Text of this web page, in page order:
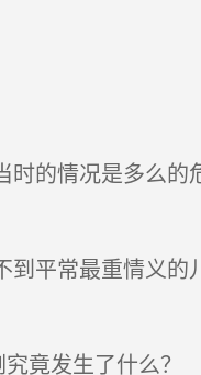
的情况是多么的
平常最重情义的
竟发生了什么？